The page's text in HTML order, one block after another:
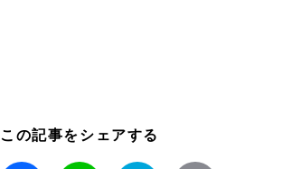
この記事をシェアする